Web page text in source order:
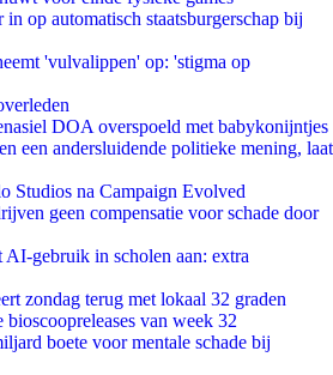
op automatisch staatsburgerschap bij
'vulvalippen' op: 'stigma op
DOA overspoeld met babykonijntjes
een andersluidende politieke mening, laat
Studios na Campaign Evolved
geen compensatie voor schade door
AI-gebruik in scholen aan: extra
zondag terug met lokaal 32 graden
van week 32
boete voor mentale schade bij